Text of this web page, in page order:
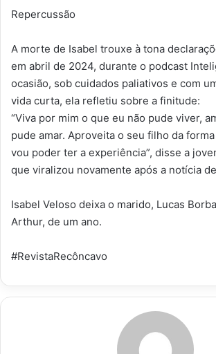
Repercussão
A morte de Isabel trouxe à tona
em abril de 2024, durante o podcast
ocasião, sob cuidados paliativos e com
vida curta, ela refletiu sobre a finitude:
“Viva por mim o que eu não pude viver,
pude amar. Aproveita o seu filho da
vou poder ter a experiência”, disse a
que viralizou novamente após a notícia
Isabel Veloso deixa o marido, Lucas
Arthur, de um ano.
#RevistaRecôncavo